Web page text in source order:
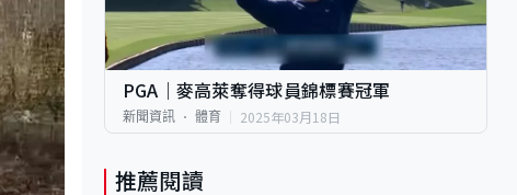
PGA｜麥高萊奪得球員錦標賽冠軍
新聞資訊 體育 2025年03月18日
推薦閱讀